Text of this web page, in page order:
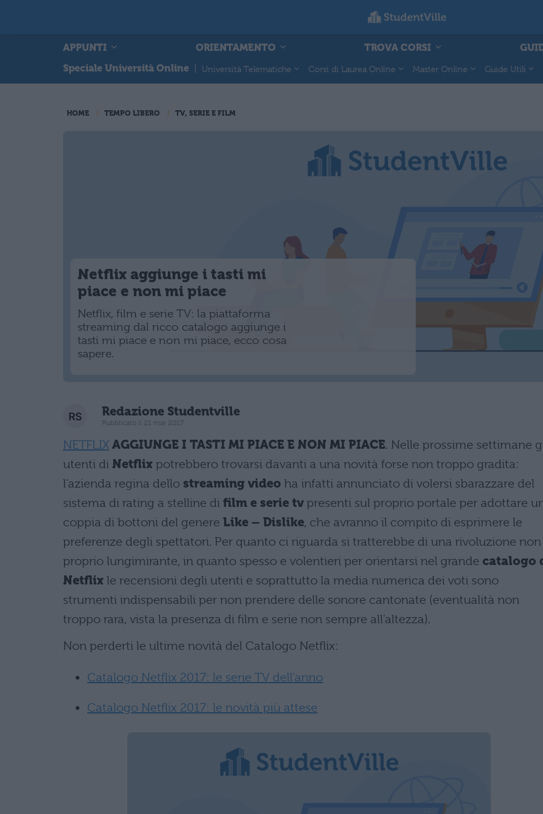
APPUNTI ORIENTAMENTO TROVA CORSI
Speciale Università Online
Università Telematiche Corsi di Laurea Online Master Online Guide Utili
HOME TEMPO LIBERO TV, SERIE E FILM
Netflix aggiunge i tasti mi
piace e non mi piace
Netflix, film e serie TV: la piattaforma
streaming dal ricco catalogo aggiunge i
tasti mi piace e non mi piace, ecco cosa
sapere.
Redazione Studentville
Pubblicato il 21 mar 2017
NETFLIXAGGIUNGE I TASTI MI PIACE E NON MI PIACE. Nelle prossime settimane
utenti di Netflix potrebbero trovarsi davanti a una novità forse non troppo gradita:
l'azienda regina dello streaming video ha infatti annunciato di volersi sbarazzare del
sistema di rating a stelline di film e serie tv presenti sul proprio portale per adottare
coppia di bottoni del genere Like – Dislike, che avranno il compito di esprimere le
preferenze degli spettatori. Per quanto ci riguarda si tratterebbe di una rivoluzione non
proprio lungimirante, in quanto spesso e volentieri per orientarsi nel grande catalogo
Netflix le recensioni degli utenti e soprattutto la media numerica dei voti sono
strumenti indispensabili per non prendere delle sonore cantonate (eventualità non
troppo rara, vista la presenza di film e serie non sempre all'altezza).
Non perderti le ultime novità del Catalogo Netflix:
Catalogo Netflix 2017: le serie TV dell’anno
Catalogo Netflix 2017: le novità più attese